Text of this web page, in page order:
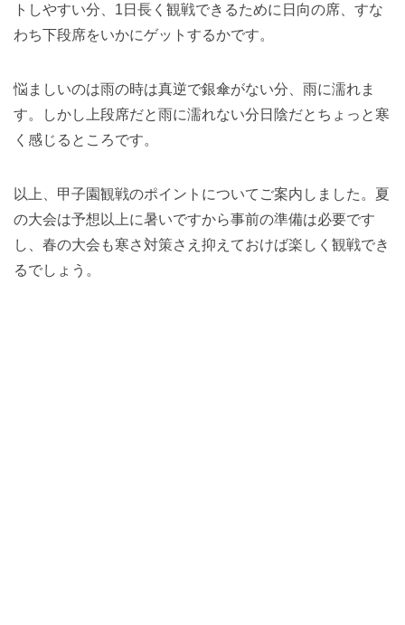
トしやすい分、1日長く観戦できるために日向の席、すな
わち下段席をいかにゲットするかです。
悩ましいのは雨の時は真逆で銀傘がない分、雨に濡れま
す。しかし上段席だと雨に濡れない分日陰だとちょっと寒
く感じるところです。
以上、甲子園観戦のポイントについてご案内しました。夏
の大会は予想以上に暑いですから事前の準備は必要です
し、春の大会も寒さ対策さえ抑えておけば楽しく観戦でき
るでしょう。